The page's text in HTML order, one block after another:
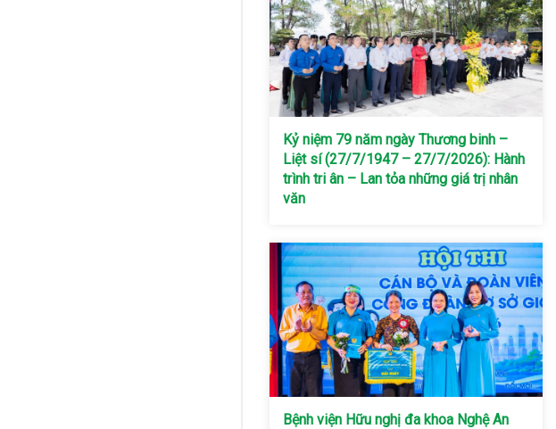
Kỷ niệm 79 năm ngày Thương binh –
Liệt sí (27/7/1947 – 27/7/2026): Hành
trình tri ân – Lan tỏa những giá trị nhân
văn
Bệnh viện Hữu nghị đa khoa Nghệ An